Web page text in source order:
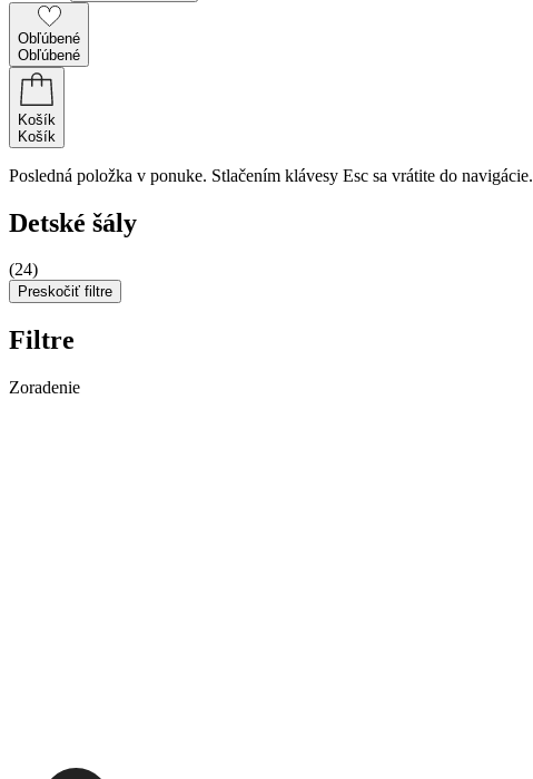
Obľúbené
Obľúbené
Košík
Košík
Posledná položka v ponuke. Stlačením klávesy Esc sa vrátite do navigácie.
Detské šály
(24)
Preskočiť filtre
Filtre
Zoradenie